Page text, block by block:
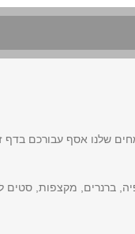
שלנו אסף עבורכם בדף
ברנרים, מקצפות, סטים